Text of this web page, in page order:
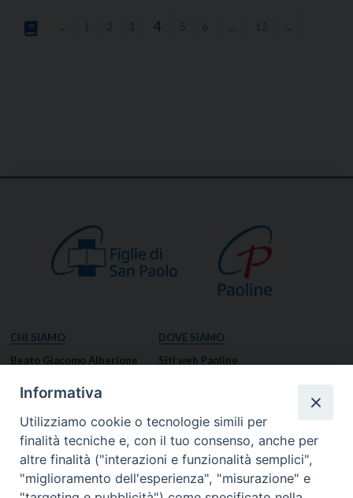
← 1 2 3 4 5 6 … 12 →
CHI SIAMO
Beato Giacomo Alberione
Missione Paolina
Luoghi delle Origini
Governo Generale
DOVE SIAMO
Siti web Paoline
Notizie dal governo generale
Notizie in breve
RISORSE
Informativa
Utilizziamo cookie o tecnologie simili per
finalità tecniche e, con il tuo consenso, anche per
altre finalità ("interazioni e funzionalità semplici",
"miglioramento dell'esperienza", "misurazione" e